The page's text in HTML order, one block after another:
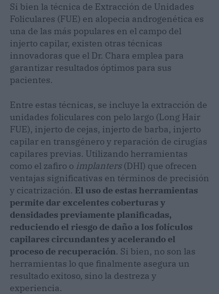
Si bien la técnica de Extracción de Unidades
Foliculares (FUE) en alopecia androgenética es
una de las más populares en el campo del
injerto capilar, existen otras técnicas
innovadoras que el Dr. Chara emplea para
garantizar resultados óptimos para sus
pacientes.
Entre estas técnicas, se incluye la extracción de
unidades foliculares con pelo largo (Long Hair
FUE), injerto de cejas, injerto de barba, injerto
capilar en transgénero y reparación de cirugías
capilares previas. Utilizando herramientas
como el zafiro o implanters(DHI) que ofrecen
ventajas significativas en términos de precisión
y cicatrización. El uso de estas herramientas
permite dar excelentes coberturas y
densidades previamente planificadas,
reduciendo el riesgo de daño a los folículos
capilares circundantes y acelerando el
proceso de recuperación. Si bien, no son las
herramientas lo que finalmente asegura un
resultado exitoso, sino la destreza y
experiencia.